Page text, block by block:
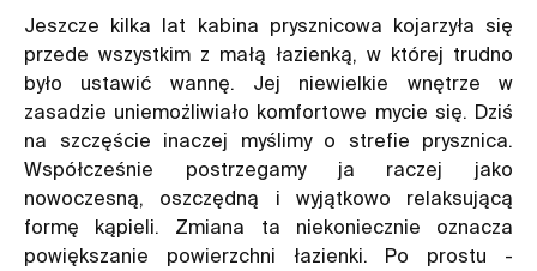
Jeszcze kilka lat kabina prysznicowa kojarzyła się
przede wszystkim z małą łazienką, w której trudno
było ustawić wannę. Jej niewielkie wnętrze w
zasadzie uniemożliwiało komfortowe mycie się. Dziś
na szczęście inaczej myślimy o strefie prysznica.
Współcześnie postrzegamy ja raczej jako
nowoczesną, oszczędną i wyjątkowo relaksującą
formę kąpieli. Zmiana ta niekoniecznie oznacza
powiększanie powierzchni łazienki. Po prostu -